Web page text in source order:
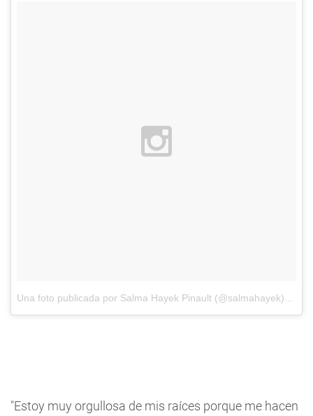
"Estoy muy orgullosa de mis raíces porque me hacen